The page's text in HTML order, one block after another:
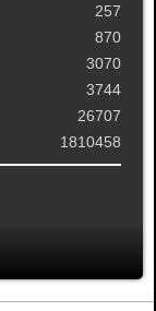
257
870
3070
3744
26707
1810458